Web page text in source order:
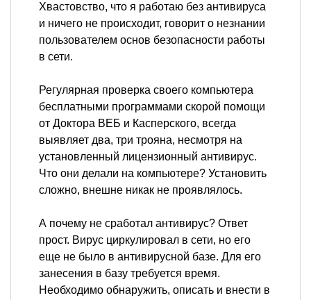
Хвастовство, что я работаю без антивируса
и ничего не происходит, говорит о незнании
пользователем основ безопасности работы
в сети.
Регулярная проверка своего компьютера
бесплатными программами скорой помощи
от Доктора ВЕБ и Касперского, всегда
выявляет два, три трояна, несмотря на
установленный лицензионный антивирус.
Что они делали на компьютере? Установить
сложно, внешне никак не проявлялось.
А почему не сработал антивирус? Ответ
прост. Вирус циркулировал в сети, но его
еще не было в антивирусной базе. Для его
занесения в базу требуется время.
Необходимо обнаружить, описать и внести в